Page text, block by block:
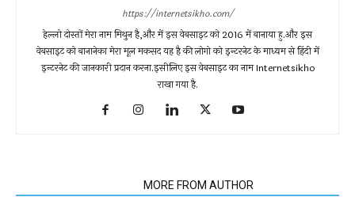
https://internetsikho.com/
हेल्लो दोस्तों मेरा नाम मिथुन है,और में इस वेबसाइट को 2016 में बानाया हु.और इस
वेबसाइट को बानानेका मेरा मूल मकसद यह है की लोगो को इन्टरनेट के माध्यम से हिंदी में
इन्टरनेट की जानकारी प्रदान करना.इसीलिए इस वेबसाइट का नाम Internetsikho
राखा गया है.
MORE FROM AUTHOR